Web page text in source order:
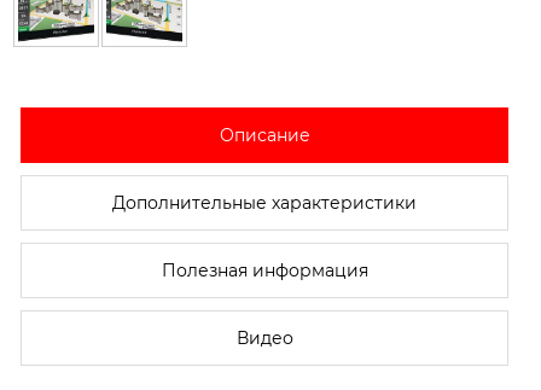
Описание
Дополнительные характеристики
Полезная информация
Видео